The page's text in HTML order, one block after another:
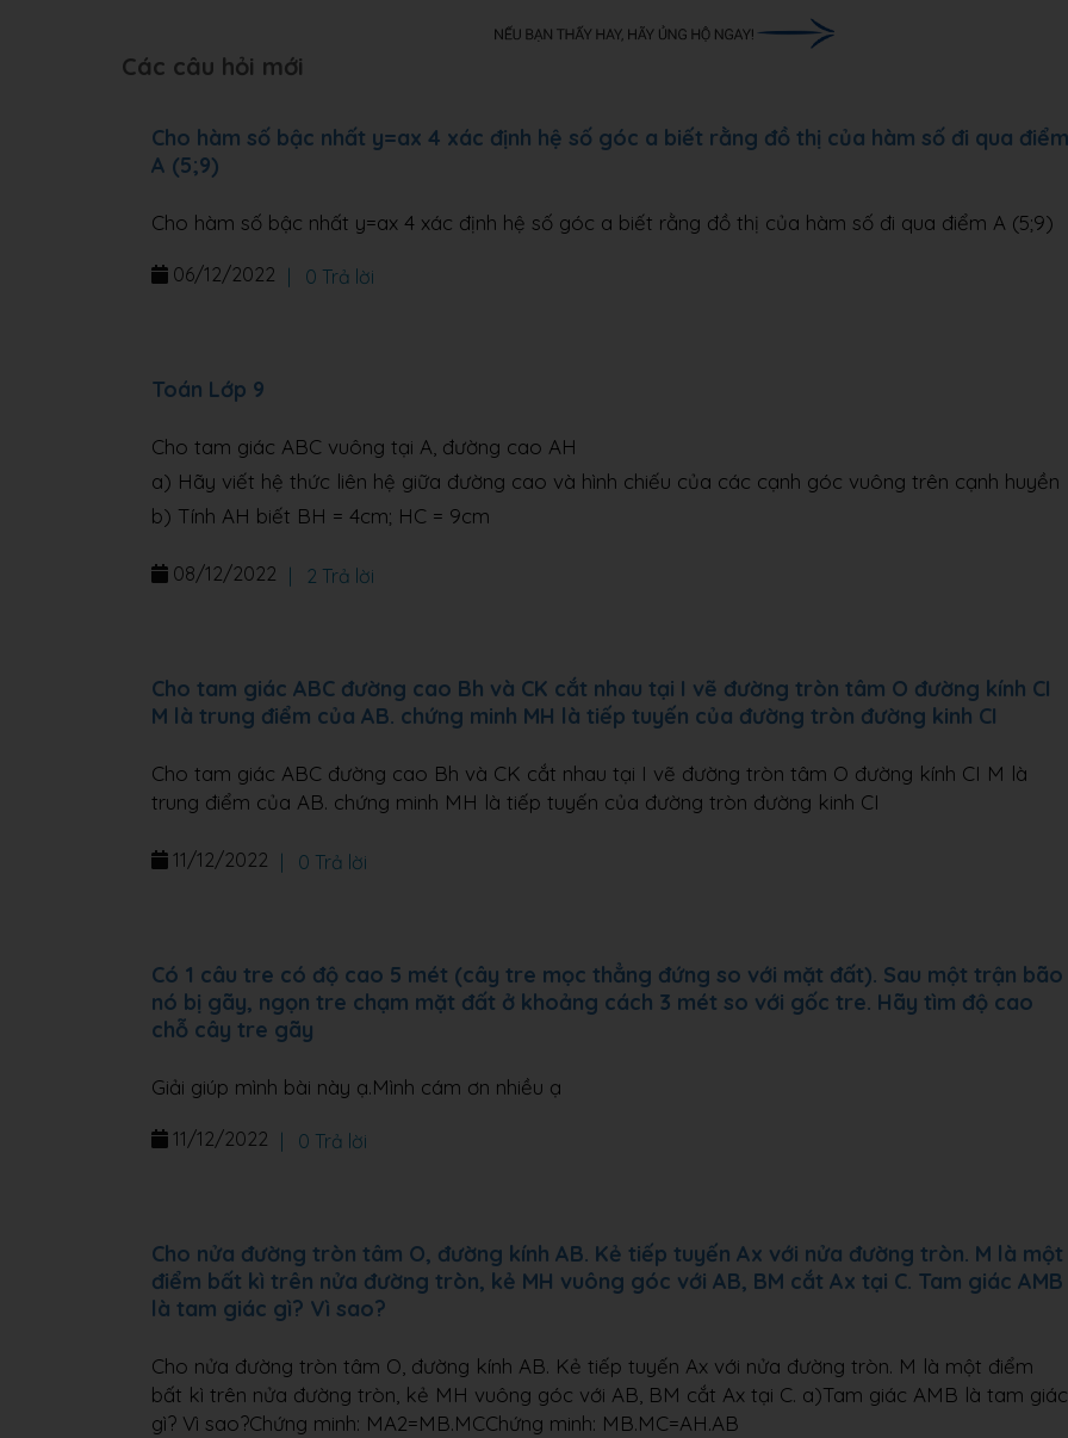
Các câu hỏi mới
Cho hàm số bậc nhất y=ax 4 xác định hệ số góc a biết rằng đồ thị của hàm số đi qua điểm
A (5;9)
Cho hàm số bậc nhất y=ax 4 xác định hệ số góc a biết rằng đồ thị của hàm số đi qua điểm A (5;9)
06/12/2022 0 Trả lời
Toán Lớp 9
Cho tam giác ABC vuông tại A, đường cao AH
a) Hãy viết hệ thức liên hệ giữa đường cao và hình chiếu của các cạnh góc vuông trên cạnh huyền
b) Tính AH biết BH = 4cm; HC = 9cm
08/12/2022 2 Trả lời
Cho tam giác ABC đường cao Bh và CK cắt nhau tại I vẽ đường tròn tâm O đường kính CI
M là trung điểm của AB. chứng minh MH là tiếp tuyến của đường tròn đường kinh CI
Cho tam giác ABC đường cao Bh và CK cắt nhau tại I vẽ đường tròn tâm O đường kính CI M là
trung điểm của AB. chứng minh MH là tiếp tuyến của đường tròn đường kinh CI
11/12/2022 0 Trả lời
Có 1 câu tre có độ cao 5 mét (cây tre mọc thẳng đứng so với mặt đất). Sau một trận bão
nó bị gãy, ngọn tre chạm mặt đất ở khoảng cách 3 mét so với gốc tre. Hãy tìm độ cao
chỗ cây tre gãy
Giải giúp mình bài này ạ.Mình cám ơn nhiều ạ
11/12/2022 0 Trả lời
Cho nửa đường tròn tâm O, đường kính AB. Kẻ tiếp tuyến Ax với nửa đường tròn. M là một
điểm bất kì trên nửa đường tròn, kẻ MH vuông góc với AB, BM cắt Ax tại C. Tam giác AMB
là tam giác gì? Vì sao?
Cho nửa đường tròn tâm O, đường kính AB. Kẻ tiếp tuyến Ax với nửa đường tròn. M là một điểm
bất kì trên nửa đường tròn, kẻ MH vuông góc với AB, BM cắt Ax tại C. a)Tam giác AMB là tam giác
gì? Vì sao?Chứng minh: MA2=MB.MCChứng minh: MB.MC=AH.AB